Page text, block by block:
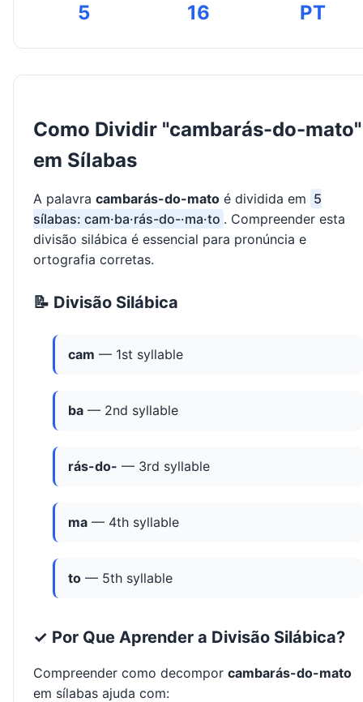
5 16 PT
Como Dividir "cambarás-do-mato"
em Sílabas
A palavra cambarás-do-mato é dividida em 5
sílabas: cam·ba·rás-do-·ma·to . Compreender esta
divisão silábica é essencial para pronúncia e
ortografia corretas.
📝 Divisão Silábica
cam — 1st syllable
ba — 2nd syllable
rás-do- — 3rd syllable
ma — 4th syllable
to — 5th syllable
✓ Por Que Aprender a Divisão Silábica?
Compreender como decompor cambarás-do-mato
em sílabas ajuda com: